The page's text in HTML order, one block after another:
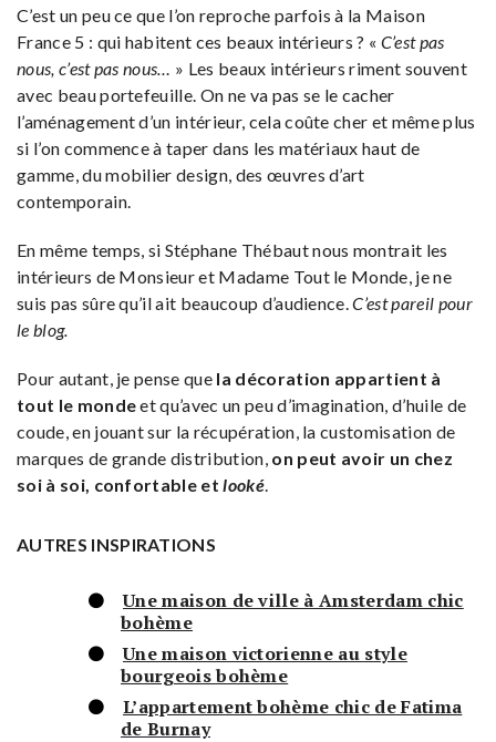
C’est un peu ce que l’on reproche parfois à la Maison
France 5 : qui habitent ces beaux intérieurs ? « C’est pas
nous, c’est pas nous…
» Les beaux intérieurs riment souvent
avec beau portefeuille. On ne va pas se le cacher
l’aménagement d’un intérieur, cela coûte cher et même plus
si l’on commence à taper dans les matériaux haut de
gamme, du mobilier design, des œuvres d’art
contemporain.
En même temps, si Stéphane Thébaut nous montrait les
intérieurs de Monsieur et Madame Tout le Monde, je ne
suis pas sûre qu’il ait beaucoup d’audience.C’est pareil pour
le blog.
Pour autant, je pense que la décoration appartient à
tout le mondeet qu’avec un peu d’imagination, d’huile de
coude, en jouant sur la récupération, la customisation de
marques de grande distribution, on peut avoir un chez
soi à soi, confortable etlooké.
AUTRES INSPIRATIONS
Une maison de ville à Amsterdam chic
bohème
Une maison victorienne au style
bourgeois bohème
L’appartement bohème chic de Fatima
de Burnay